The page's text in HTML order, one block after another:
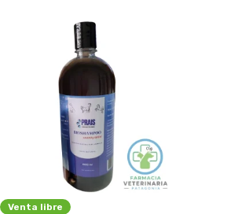
Venta libre